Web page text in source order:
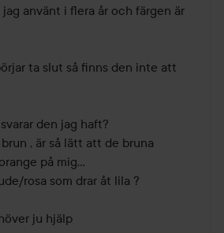
använt i flera år och färgen är
ta slut så finns den inte att
den jag haft?
, är så lätt att de bruna
på mig...
rosa som drar åt lila ?
ju hjälp